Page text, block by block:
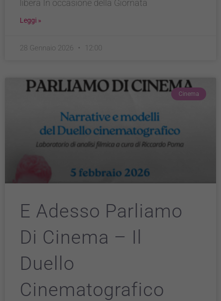
libera In occasione della Giornata
Leggi »
28 Gennaio 2026 12:00
Cinema
E Adesso Parliamo
Di Cinema – Il
Duello
Cinematografico